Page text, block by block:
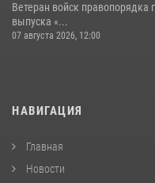
Ветеран войск
выпуска «...
07 августа 2026, 12:00
НАВИГАЦИЯ
Главная
Новости